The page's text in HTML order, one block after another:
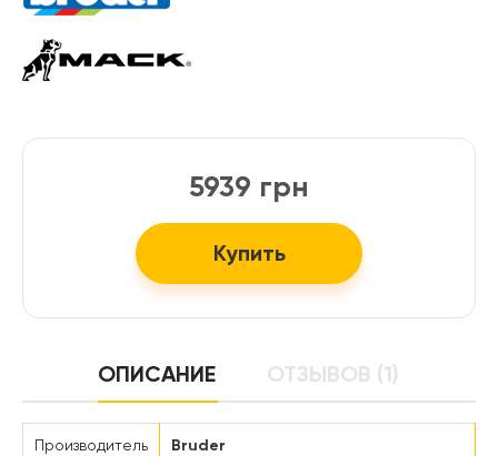
5939 грн
Купить
ОПИСАНИЕ ОТЗЫВОВ (1)
Производитель Bruder